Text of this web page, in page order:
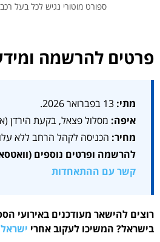
ספורט מוטורי נגיש לכל בעל רכב
פרטים להרשמה
מתי:
איפה: מסלול פצאל, בקעת הירדן
מחיר: הכניסה לקהל הרחב ללא
להרשמה ופרטים נוספים
קשר עם ההתאחדות
רוצים להישאר מעודכנים באירועי
בישראל? המשיכו לעקוב אחרי